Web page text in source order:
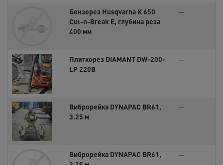
Бензорез Husqvarna K 650
Cut-n-Break E, глубина реза
400 мм
—
Плиткорез DIAMANT DW-200-
LP 220B
—
Виброрейка DYNAPAC BR61,
3.25 м
—
Виброрейка DYNAPAC BR61,
—